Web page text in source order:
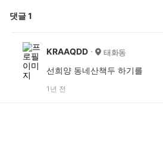
댓글1
KRAAQDD 태화동
선희양 동네산책두 하기를
1년 전